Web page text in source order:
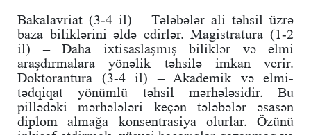
Bakalavriat (3-4 il) – Tələbələr ali təhsil üzrə
baza biliklərini əldə edirlər. Magistratura (1-2
il) – Daha ixtisaslaşmış biliklər və elmi
araşdırmalara yönəlik təhsilə imkan verir.
Doktorantura (3-4 il) – Akademik və elmi-
tədqiqat yönümlü təhsil mərhələsidir. Bu
pillədəki mərhələləri keçən tələbələr əsasən
diplom almağa konsentrasiya olurlar. Özünü